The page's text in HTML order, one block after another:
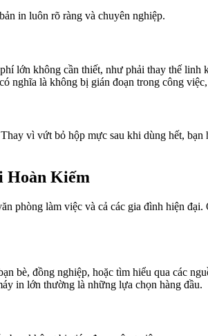
in luôn rõ ràng và chuyên nghiệp.
lớn không cần thiết, như phải thay thế linh
là không bị gián đoạn trong công
vì vứt bỏ hộp mực sau khi dùng hết,
Hoàn Kiếm
làm việc và cả các gia đình hiện
bè, đồng nghiệp, hoặc tìm hiểu qua các
in lớn thường là những lựa chọn hàng đầu.